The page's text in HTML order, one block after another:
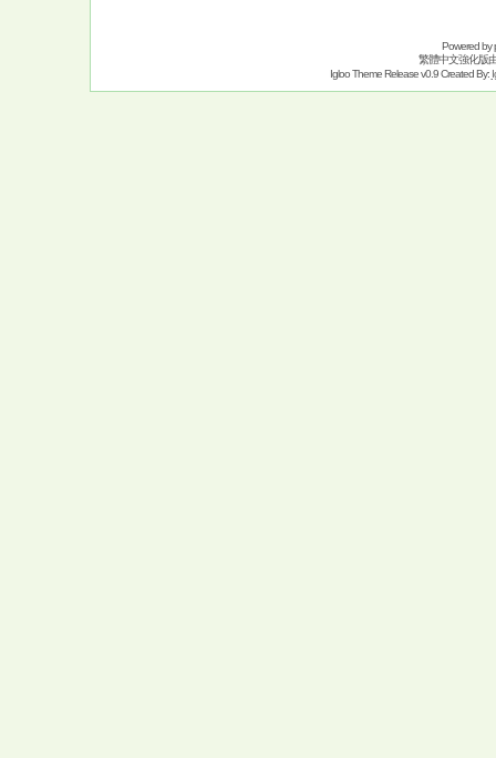
Powered by
繁體中文強化版
Igloo Theme Release v0.9 Created By: